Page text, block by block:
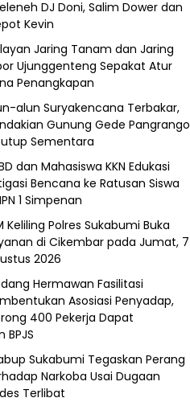
DJ Doni, Salim Dower dan
Kevin
Jaring Tanam dan Jaring
Ujunggenteng Sepakat Atur
Penangkapan
alun Suryakencana Terbakar,
Gunung Gede Pangrango
Sementara
dan Mahasiswa KKN Edukasi
Bencana ke Ratusan Siswa
1 Simpenan
Keliling Polres Sukabumi Buka
di Cikembar pada Jumat, 7
2026
Hermawan Fasilitasi
Asosiasi Penyadap,
400 Pekerja Dapat
BPJS
Sukabumi Tegaskan Perang
Narkoba Usai Dugaan
Terlibat